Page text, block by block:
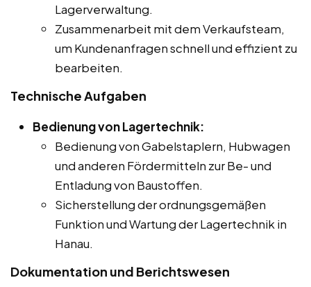
Lagerverwaltung.
Zusammenarbeit mit dem Verkaufsteam,
um Kundenanfragen schnell und effizient zu
bearbeiten.
Technische Aufgaben
Bedienung von Lagertechnik:
Bedienung von Gabelstaplern, Hubwagen
und anderen Fördermitteln zur Be- und
Entladung von Baustoffen.
Sicherstellung der ordnungsgemäßen
Funktion und Wartung der Lagertechnik in
Hanau.
Dokumentation und Berichtswesen